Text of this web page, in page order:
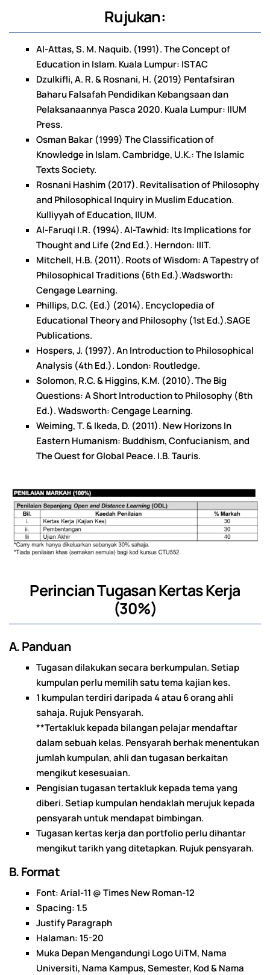
Rujukan:
Al-Attas, S. M. Naquib. (1991). The Concept of
Education in Islam. Kuala Lumpur: ISTAC
Dzulkifli, A. R. & Rosnani, H. (2019) Pentafsiran
Baharu Falsafah Pendidikan Kebangsaan dan
Pelaksanaannya Pasca 2020. Kuala Lumpur: IIUM
Press.
Osman Bakar (1999) The Classification of
Knowledge in Islam. Cambridge, U.K.: The Islamic
Texts Society.
Rosnani Hashim (2017). Revitalisation of Philosophy
and Philosophical Inquiry in Muslim Education.
Kulliyyah of Education, IIUM.
Al-Faruqi I.R. (1994). Al-Tawhid: Its Implications for
Thought and Life (2nd Ed.). Herndon: IIIT.
Mitchell, H.B. (2011). Roots of Wisdom: A Tapestry of
Philosophical Traditions (6th Ed.).Wadsworth:
Cengage Learning.
Phillips, D.C. (Ed.) (2014). Encyclopedia of
Educational Theory and Philosophy (1st Ed.).SAGE
Publications.
Hospers, J. (1997). An Introduction to Philosophical
Analysis (4th Ed.). London: Routledge.
Solomon, R.C. & Higgins, K.M. (2010). The Big
Questions: A Short Introduction to Philosophy (8th
Ed.). Wadsworth: Cengage Learning.
Weiming, T. & Ikeda, D. (2011). New Horizons In
Eastern Humanism: Buddhism, Confucianism, and
The Quest for Global Peace. I.B. Tauris.
Perincian Tugasan Kertas Kerja
(30%)
A. Panduan
Tugasan dilakukan secara berkumpulan. Setiap
kumpulan perlu memilih satu tema kajian kes.
1 kumpulan terdiri daripada 4 atau 6 orang ahli
sahaja. Rujuk Pensyarah.
**Tertakluk kepada bilangan pelajar mendaftar
dalam sebuah kelas. Pensyarah berhak menentukan
jumlah kumpulan, ahli dan tugasan berkaitan
mengikut kesesuaian.
Pengisian tugasan tertakluk kepada tema yang
diberi. Setiap kumpulan hendaklah merujuk kepada
pensyarah untuk mendapat bimbingan.
Tugasan kertas kerja dan portfolio perlu dihantar
mengikut tarikh yang ditetapkan. Rujuk pensyarah.
B. Format
Font: Arial-11 @ Times New Roman-12
Spacing: 1.5
Justify Paragraph
Halaman: 15-20
Muka Depan Mengandungi Logo UiTM, Nama
Universiti, Nama Kampus, Semester, Kod & Nama